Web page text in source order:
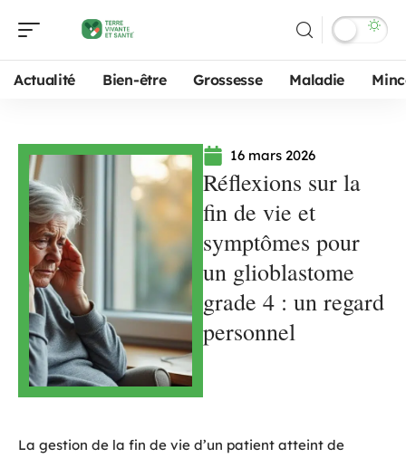
Actualité Bien-être Grossesse Maladie
16 mars 2026
Réflexions sur la
fin de vie et
symptômes pour
un glioblastome
grade 4 : un regard
personnel
La gestion de la fin de vie d’un patient atteint de